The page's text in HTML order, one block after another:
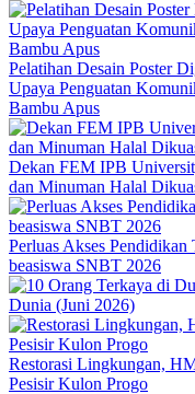
Pelatihan Desain Poster
Upaya Penguatan
Bambu Apus
Dekan FEM IPB
dan Minuman Halal
Perluas Akses
beasiswa SNBT 2026
Dunia (Juni 2026)
Restorasi Lingkungan,
Pesisir Kulon Progo